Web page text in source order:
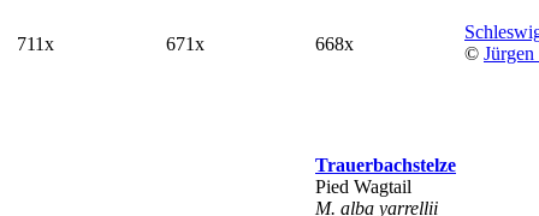
711x 671x 668x
©
Trauerbachstelze
Pied Wagtail
M. alba yarrellii